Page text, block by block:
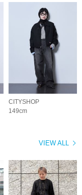
CITYSHOP
149cm
VIEW ALL